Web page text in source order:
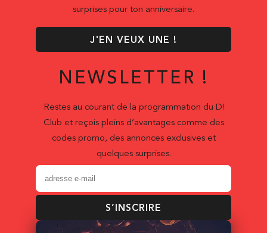
surprises pour ton anniversaire.
J'EN VEUX UNE !
NEWSLETTER !
Restes au courant de la programmation du D!
Club et reçois pleins d’avantages comme des
codes promo, des annonces exclusives et
quelques surprises.
S’INSCRIRE